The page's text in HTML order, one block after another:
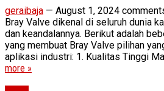
geraibaja — August 1, 2024
Bray Valve dikenal di seluruh dunia
dan keandalannya. Berikut adalah
yang membuat Bray Valve pilihan
aplikasi industri: 1. Kualitas Tinggi
more »